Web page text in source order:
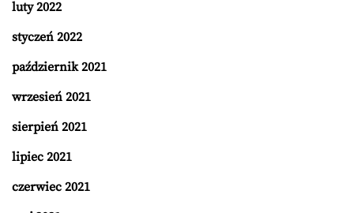
luty 2022
styczeń 2022
październik 2021
wrzesień 2021
sierpień 2021
lipiec 2021
czerwiec 2021